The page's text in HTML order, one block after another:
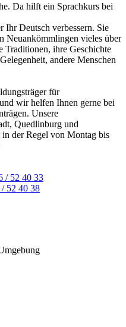
Da hilft ein Sprachkurs bei
Ihr Deutsch verbessern. Sie
Neuankömmlingen vieles über
Traditionen, ihre Geschichte
andere Menschen
für
wir helfen Ihnen gerne bei
Unsere
Quedlinburg und
der Regel von Montag bis
/ 52 40 33
52 40 38